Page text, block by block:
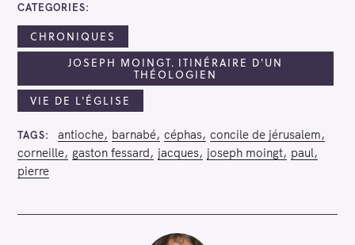
CATEGORIES
CHRONIQUES
JOSEPH MOINGT. ITINÉRAIRE D'UN
THÉOLOGIEN
VIE DE L'ÉGLISE
TAGS antioche barnabé céphas concile de jérusalem
corneille gaston fessard jacques joseph moingt paul
pierre